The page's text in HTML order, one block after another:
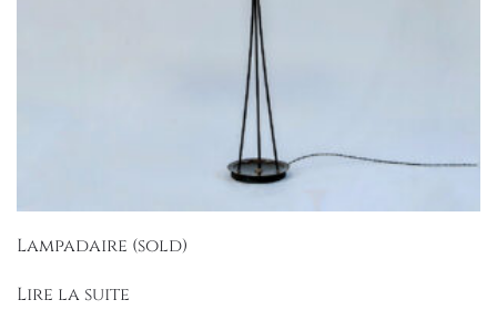
Lampadaire (sold)
Lire la suite